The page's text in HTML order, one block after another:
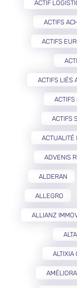
ACTIF
ACTIFS
ACTIFS
ACTIFS LIÉS
ACTIFS
ACTIFS
ACTUALITÉ
ADVENIS
ALDERAN
ALLEGRO
ALLIANZ
ALTIXIA